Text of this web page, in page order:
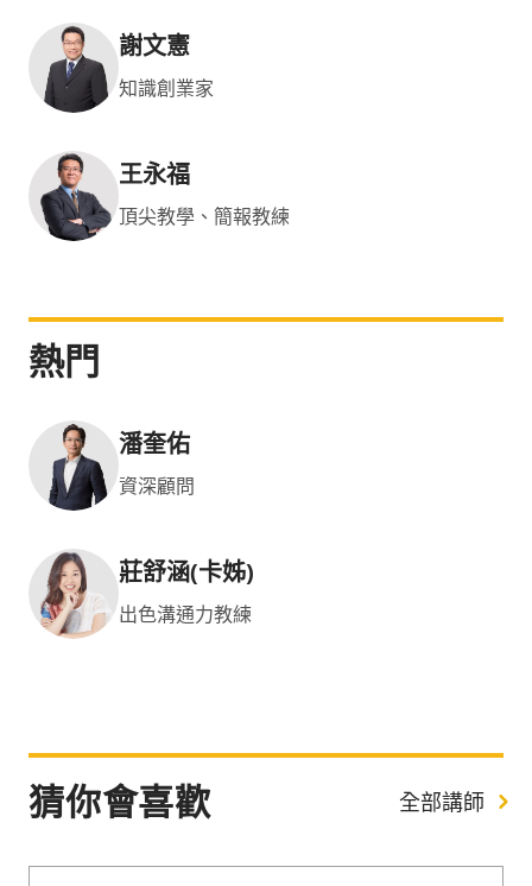
謝文憲
知識創業家
王永福
頂尖教學、簡報教練
熱門
潘奎佑
資深顧問
莊舒涵(卡姊)
出色溝通力教練
猜你會喜歡 全部講師